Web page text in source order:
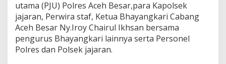
a
h
P
e
j
a
utama (PJU) Polres Aceh Besar,para Kapolsek
jajaran, Perwira staf, Ketua Bhayangkari Cabang
Aceh Besar Ny.Iroy Chairul Ikhsan bersama
pengurus Bhayangkari lainnya serta Personel
Polres dan Polsek jajaran.